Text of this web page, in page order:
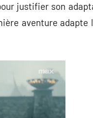
justifier son
aventure adapte